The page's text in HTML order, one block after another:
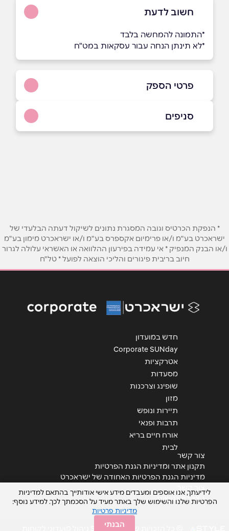
חשוב לדעת
*התמונה להמחשה בלבד
*לא תינתן הנחה עבור עסקאות במט"ח
פרטי הספק
נושא
אנא חזרו אלי בקשר ל...
סניפים
* הנפקת הכרטיס וגובה המסגרת נתונים לשיקול דעתה הבלעדי של
ישראכרט בע"מ ו/או פרימיום אקספרס בע"מ ו/או ישראכרט מימון בע"מ
ו/או הבנק המנפיק * אי עמידה בפירעון ההלוואה או האשראי עלולה לגרור
חיוב בריבית פיגורים והליכי הוצאה לפועל * טל"ח
חדש במועדון
Corporate SUNday
אטרקציות
מסעדות
שופינג וצרכנות
מזון
תיירות ונופש
תרבות ופנאי
אורח חיים בריא
לבית
צור קשר
תקנון אתר ומדיניות הגנת הפרטיות
מדיניות הגנת הפרטיות האחודה של ישראכרט
הצהרת נגישות
© כל הזכויות שמורות STYLE ניהול מועדוני לקוחות
לידיעתך, אנו אוספים ומעבדים מידע אישי אודותייך בהתאם למדיניות
הפרטיות שלנו והשימוש שלך באתר מעיד על הסכמתך לכך. למידע נוסף:
מדיניות פרטיות
הבנתי